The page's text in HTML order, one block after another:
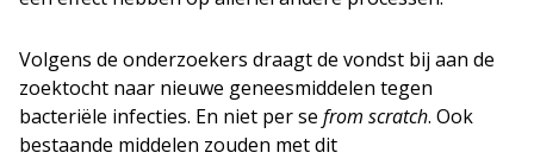
Volgens de onderzoekers draagt de vondst bij aan de
zoektocht naar nieuwe geneesmiddelen tegen
bacteriële infecties. En niet per se from scratch. Ook
bestaande middelen zouden met dit